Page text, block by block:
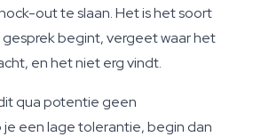
out te slaan. Het is het soort
begint, vergeet waar het
en het niet erg vindt.
qua potentie geen
je een lage tolerantie, begin dan